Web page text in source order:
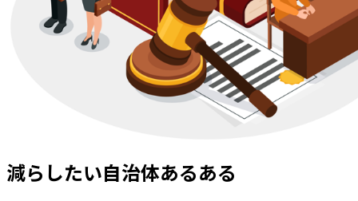
減らしたい自治体あるある